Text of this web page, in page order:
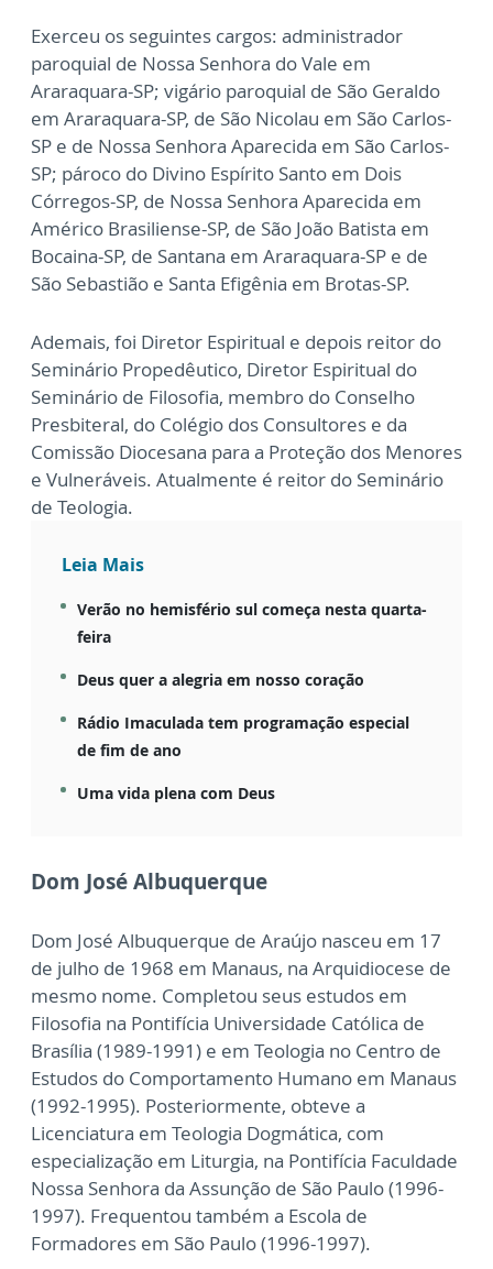
Exerceu os seguintes cargos: administrador
paroquial de Nossa Senhora do Vale em
Araraquara-SP; vigário paroquial de São Geraldo
em Araraquara-SP, de São Nicolau em São Carlos-
SP e de Nossa Senhora Aparecida em São Carlos-
SP; pároco do Divino Espírito Santo em Dois
Córregos-SP, de Nossa Senhora Aparecida em
Américo Brasiliense-SP, de São João Batista em
Bocaina-SP, de Santana em Araraquara-SP e de
São Sebastião e Santa Efigênia em Brotas-SP.
Ademais, foi Diretor Espiritual e depois reitor do
Seminário Propedêutico, Diretor Espiritual do
Seminário de Filosofia, membro do Conselho
Presbiteral, do Colégio dos Consultores e da
Comissão Diocesana para a Proteção dos Menores
e Vulneráveis. Atualmente é reitor do Seminário
de Teologia.
Leia Mais
Verão no hemisfério sul começa nesta quarta-
feira
Deus quer a alegria em nosso coração
Rádio Imaculada tem programação especial
de fim de ano
Uma vida plena com Deus
Dom José Albuquerque
Dom José Albuquerque de Araújo nasceu em 17
de julho de 1968 em Manaus, na Arquidiocese de
mesmo nome. Completou seus estudos em
Filosofia na Pontifícia Universidade Católica de
Brasília (1989-1991) e em Teologia no Centro de
Estudos do Comportamento Humano em Manaus
(1992-1995). Posteriormente, obteve a
Licenciatura em Teologia Dogmática, com
especialização em Liturgia, na Pontifícia Faculdade
Nossa Senhora da Assunção de São Paulo (1996-
1997). Frequentou também a Escola de
Formadores em São Paulo (1996-1997).